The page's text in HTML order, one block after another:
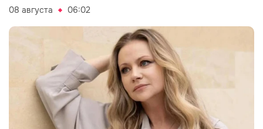
08 августа 06:02